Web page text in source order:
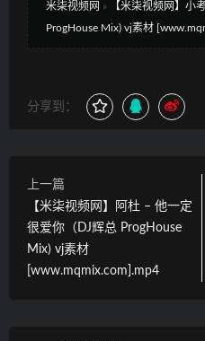
米柒视频网 »
【米柒视频网】小
ProgHouse Mix) vj素材
分享到：
上一篇
【米柒视频网】阿杜 – 他一定
很爱你（DJ辉总 ProgHouse
Mix) vj素材
[www.mqmix.com].mp4